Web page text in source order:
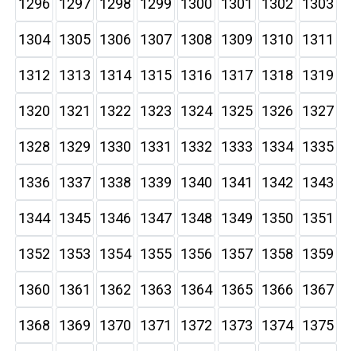
1296 1297 1298 1299 1300 1301 1302 1303
1304 1305 1306 1307 1308 1309 1310 1311
1312 1313 1314 1315 1316 1317 1318 1319
1320 1321 1322 1323 1324 1325 1326 1327
1328 1329 1330 1331 1332 1333 1334 1335
1336 1337 1338 1339 1340 1341 1342 1343
1344 1345 1346 1347 1348 1349 1350 1351
1352 1353 1354 1355 1356 1357 1358 1359
1360 1361 1362 1363 1364 1365 1366 1367
1368 1369 1370 1371 1372 1373 1374 1375